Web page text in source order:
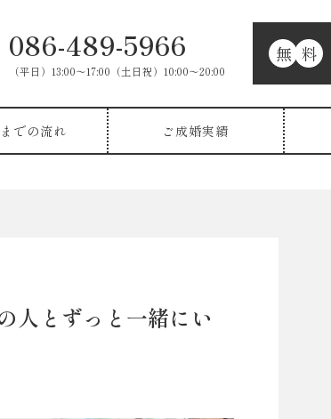
086-489-5966
（平日）13:00〜17:00（土日祝）10:00〜20:00
無 料
での流れ ご成婚実績
人とずっと一緒にい